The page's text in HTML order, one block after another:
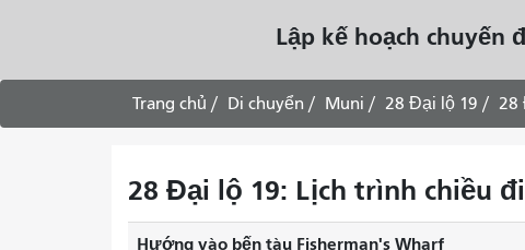
Lập kế hoạch chuyến
Trang chủ Di chuyển Muni 28 Đại lộ 19 28
28 Đại lộ 19: Lịch trình chiều
Hướng vào bến tàu Fisherman's Wharf